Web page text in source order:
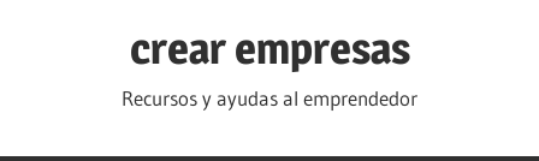
crear empresas
Recursos y ayudas al emprendedor